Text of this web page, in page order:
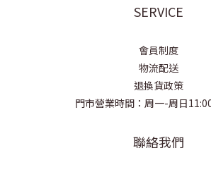
SERVICE
會員制度
物流配送
退換貨政策
門市營業時間：周一-周日
聯絡我們